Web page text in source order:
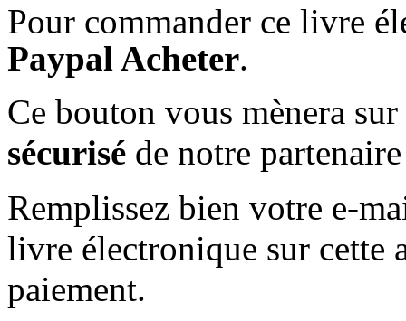
Pour commander ce livre
Paypal Acheter.
Ce bouton vous mènera
sécurisé de notre
Remplissez bien votre e-
livre électronique sur cette
paiement.